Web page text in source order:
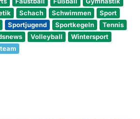
Schach Schwimmen
Sport
Sportjugend Sportkegeln
Tennis
Volleyball
Wintersport